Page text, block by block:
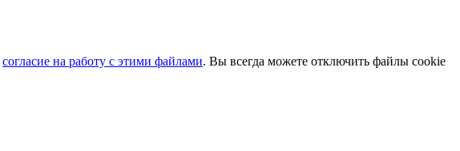
согласие на работу с этими файлами. Вы всегда можете отключить файлы cookie